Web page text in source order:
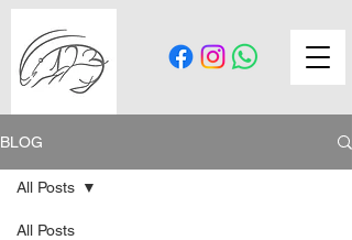
BLOG
All Posts
All Posts